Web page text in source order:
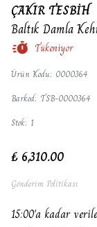
ÇAKIR TESBİH
Baltık Damla
Tükeniyor
Ürün Kodu: 0000364
Barkod: TSB-0000364
Stok: 1
₺ 6,310.00
Gönderim Politikası
15:00'a kadar